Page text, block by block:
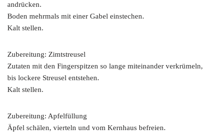
andrücken.
Boden mehrmals mit einer Gabel einstechen.
Kalt stellen.
Zubereitung: Zimtstreusel
Zutaten mit den Fingerspitzen so lange miteinander verkrümeln,
bis lockere Streusel entstehen.
Kalt stellen.
Zubereitung: Apfelfüllung
Äpfel schälen, vierteln und vom Kernhaus befreien.